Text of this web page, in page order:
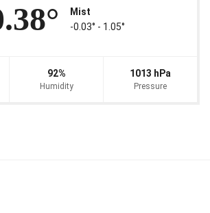
Mist
-0.03° ‐ 1.05°
92%
Humidity
1013 hPa
Pressure